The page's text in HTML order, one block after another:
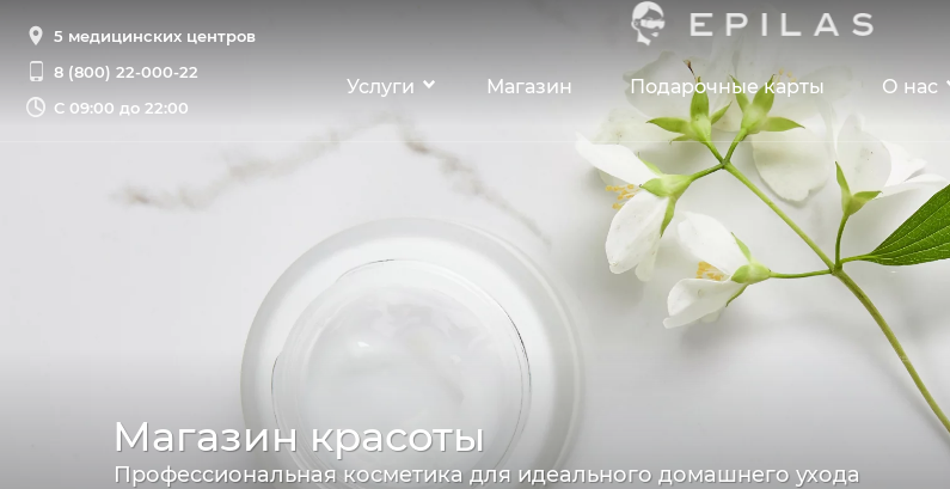
5 медицинских центров
8 (800) 22-000-22
С 09:00 до 22:00
Услуги Магазин Подарочные карты О нас
Магазин красоты
Профессиональная косметика для идеального домашнего ухода